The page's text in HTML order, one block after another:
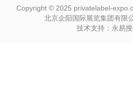
Copyright © 2025 privatelabel-
北京企阳国际展览集团有限
技术支持：永易